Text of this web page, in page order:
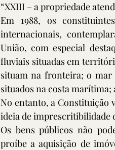
“XXIII – a propriedade
Em 1988, os
internacionais,
União, com especial
fluviais situadas em
situam na fronteira; o
situados na costa marítima;
No entanto, a Constituição
ideia de imprescritibilidade
Os bens públicos não
proíbe a aquisição de